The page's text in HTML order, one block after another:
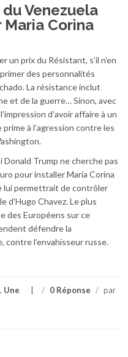
Venezuela
Corina
prix du Résistant, s’il n’en
des personnalités
La résistance inclut
et de la guerre… Sinon, avec
d’avoir affaire à un
à l’agression contre les
Donald Trump ne cherche pas
pour installer Maria Corina
lui permettrait de contrôler
d’Hugo Chavez. Le plus
des Européens sur ce
défendre la
contre l’envahisseur russe.
, Une / 0 Réponse / par